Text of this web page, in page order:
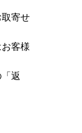
寄せ
客様
返